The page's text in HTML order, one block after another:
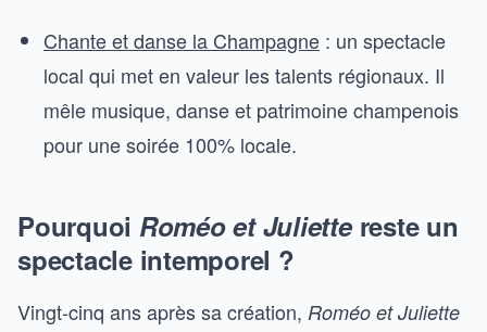
Chante et danse la Champagne : un spectacle
local qui met en valeur les talents régionaux. Il
mêle musique, danse et patrimoine champenois
pour une soirée 100% locale.
Pourquoi Roméo et Juliettereste un
spectacle intemporel ?
Vingt-cinq ans après sa création, Roméo et Juliette